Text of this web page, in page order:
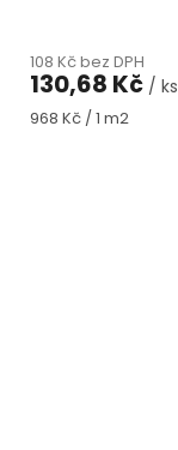
108 Kč bez DPH
130,68 Kč / ks
Měrná
968 Kč / 1 m2